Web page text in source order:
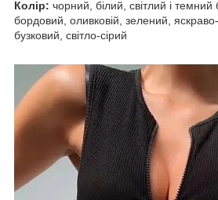
Колір: чорний, білий, світлий і темний
бордовий, оливковій, зелений,
бузковий, світло-сірий